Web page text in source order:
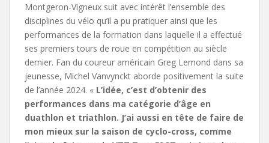
Montgeron-Vigneux suit avec intérêt l’ensemble des
disciplines du vélo qu’il a pu pratiquer ainsi que les
performances de la formation dans laquelle il a effectué
ses premiers tours de roue en compétition au siècle
dernier. Fan du coureur américain Greg Lemond dans sa
jeunesse, Michel Vanvynckt aborde positivement la suite
de l’année 2024. « L’idée, c’est d’obtenir des
performances dans ma catégorie d’âge en
duathlon et triathlon. J’ai aussi en tête de faire de
mon mieux sur la saison de cyclo-cross, comme